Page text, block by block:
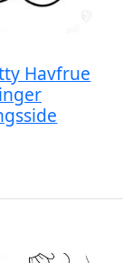
Havfrue